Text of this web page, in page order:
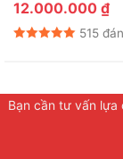
55QN70F
12.000.000 ₫
515
Bạn cần tư vấn lựa